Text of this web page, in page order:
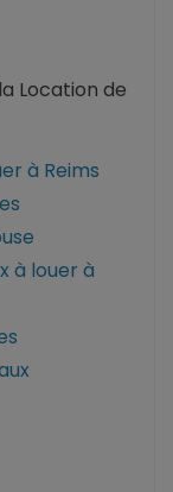
Location de
à Reims
à louer à